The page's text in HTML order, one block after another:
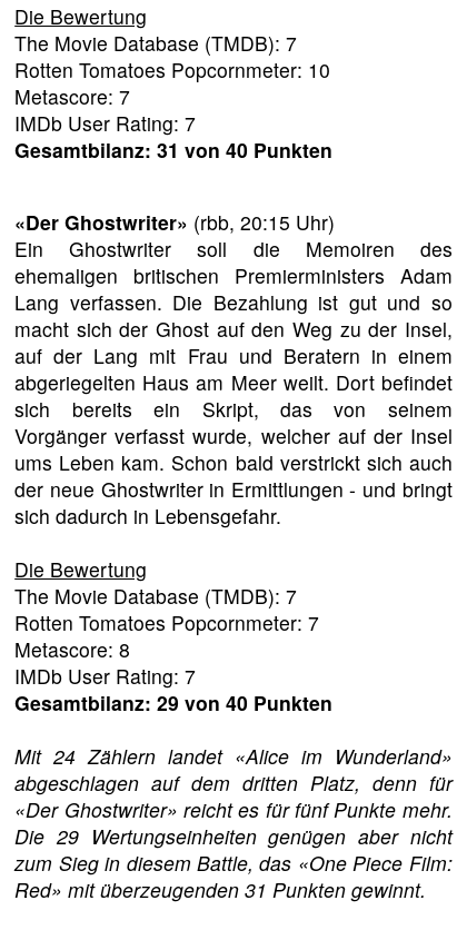
Die Bewertung
The Movie Database (TMDB): 7
Rotten Tomatoes Popcornmeter: 10
Metascore: 7
IMDb User Rating: 7
Gesamtbilanz: 31 von 40 Punkten
«Der Ghostwriter» (rbb, 20:15 Uhr)
Ein Ghostwriter soll die Memoiren des
ehemaligen britischen Premierministers Adam
Lang verfassen. Die Bezahlung ist gut und so
macht sich der Ghost auf den Weg zu der Insel,
auf der Lang mit Frau und Beratern in einem
abgeriegelten Haus am Meer weilt. Dort befindet
sich bereits ein Skript, das von seinem
Vorgänger verfasst wurde, welcher auf der Insel
ums Leben kam. Schon bald verstrickt sich auch
der neue Ghostwriter in Ermittlungen - und bringt
sich dadurch in Lebensgefahr.
Die Bewertung
The Movie Database (TMDB): 7
Rotten Tomatoes Popcornmeter: 7
Metascore: 8
IMDb User Rating: 7
Gesamtbilanz: 29 von 40 Punkten
Mit 24 Zählern landet «Alice im Wunderland»
abgeschlagen auf dem dritten Platz, denn für
«Der Ghostwriter» reicht es für fünf Punkte mehr.
Die 29 Wertungseinheiten genügen aber nicht
zum Sieg in diesem Battle, das «One Piece Film:
Red» mit überzeugenden 31 Punkten gewinnt.